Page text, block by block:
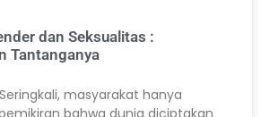
dan Seksualitas :
Tantanganya
masyarakat hanya